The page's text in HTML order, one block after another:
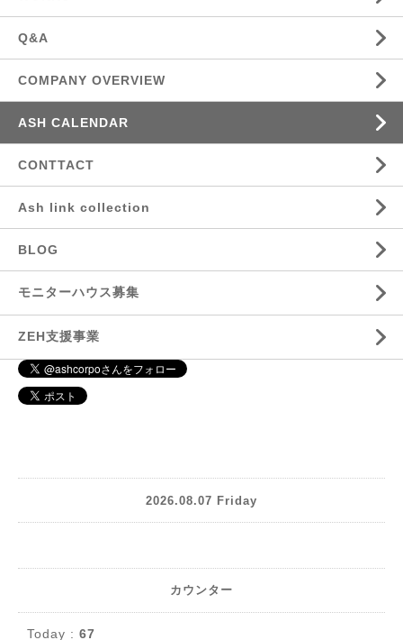
Q&A
COMPANY OVERVIEW
ASH CALENDAR
CONTTACT
Ash link collection
BLOG
モニターハウス募集
ZEH支援事業
2026.08.07 Friday
カウンター
Today : 67